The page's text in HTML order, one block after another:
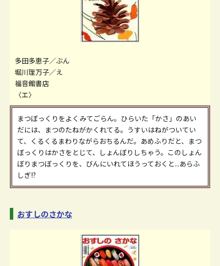
多田多恵子／ぶん
堀川理万子／え
福音館書店
〈エ〉
まつぼっくりをよくみてごらん。ひらいた「かさ」のあい
だには、まつのたねがかくれてる。うすいはねがついてい
て、くるくるまわりながらおちるんだ。あめふりだと、まつ
ぼっくりはかさをとじて、しょんぼりしちゃう。このしょん
ぼりまつぼっくりを、びんにいれてほうっておくと...あらふ
しぎ!?
おすしのさかな